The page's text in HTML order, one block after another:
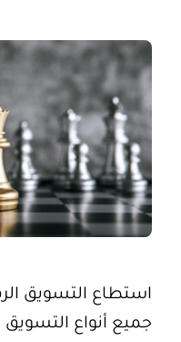
استطاع التسويق
جميع أنواع التسويق